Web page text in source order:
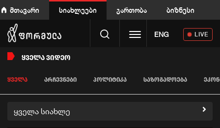
მთავარი სიახლეები გართობა ბიზნესი
Toggle navigation
ENG LIVE
ᲧᲕᲔᲚᲐ ᲕᲘᲓᲔᲝ
ᲧᲕᲔᲚᲐ ᲐᲠᲩᲔᲕᲜᲔᲑᲘ ᲞᲝᲚᲘᲢᲘᲙᲐ ᲡᲐᲖᲝᲒᲐᲓᲝᲔᲑᲐ
ყველა სიახლე